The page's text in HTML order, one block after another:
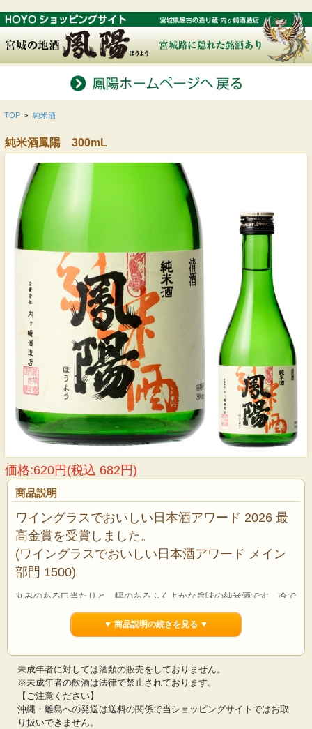
TOP > 純米酒
純米酒鳳陽 300mL
価格:620円(税込 682円)
商品説明
ワイングラスでおいしい日本酒アワード 2026 最
高金賞を受賞しました。
(ワイングラスでおいしい日本酒アワード メイン
部門 1500)
丸みのある口当たりと、幅のあるふくよかな旨味の純米酒です。冷で
○特定名称：純米酒
▼ 商品説明の続きを見る ▼
未成年者に対しては酒類の販売をしておりません。
※未成年者の飲酒は法律で禁止されております。
【ご注意ください】
沖縄・離島への発送は送料の関係で当ショッピングサイトではお取
り扱いできません。